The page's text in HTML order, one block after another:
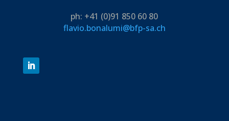
ph: +41 (0)91 850 60 80
flavio.bonalumi@bfp-sa.ch